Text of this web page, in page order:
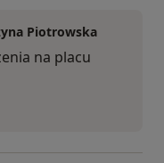
Piotrowska
na placu